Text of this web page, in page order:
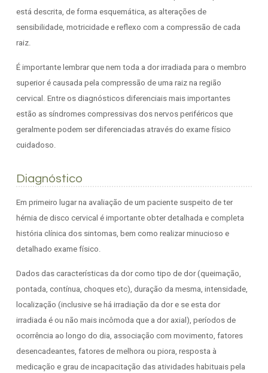
está descrita, de forma esquemática, as alterações de
sensibilidade, motricidade e reflexo com a compressão de cada
raiz.
É importante lembrar que nem toda a dor irradiada para o membro
superior é causada pela compressão de uma raiz na região
cervical. Entre os diagnósticos diferenciais mais importantes
estão as síndromes compressivas dos nervos periféricos que
geralmente podem ser diferenciadas através do exame físico
cuidadoso.
Diagnóstico
Em primeiro lugar na avaliação de um paciente suspeito de ter
hérnia de disco cervical é importante obter detalhada e completa
história clínica dos sintomas, bem como realizar minucioso e
detalhado exame físico.
Dados das características da dor como tipo de dor (queimação,
pontada, contínua, choques etc), duração da mesma, intensidade,
localização (inclusive se há irradiação da dor e se esta dor
irradiada é ou não mais incômoda que a dor axial), períodos de
ocorrência ao longo do dia, associação com movimento, fatores
desencadeantes, fatores de melhora ou piora, resposta à
medicação e grau de incapacitação das atividades habituais pela